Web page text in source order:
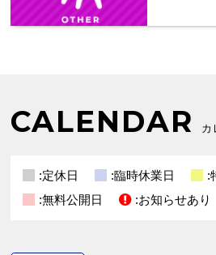
CALENDAR カ
:定休日 :臨時休業日
:
:無料公開日
:お知らせあり